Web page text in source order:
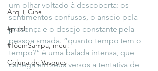
Arq + Cine
#publi
#TôemSampa, meu!
Coluna do Vasques
um olhar voltado à descoberta: os
sentimentos confusos, o anseio pela
presença e o desejo constante pela
pessoa amada. “quanto tempo tem o
tempo?” é uma balada intensa, que
carrega em seus versos a tentativa de